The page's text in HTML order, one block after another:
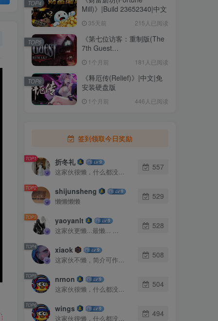
Mill)》|Build 23652340|中文
35天前 215人已阅读
TOP4
《第七位访客：重制版(The
7th Guest
文|免安装硬盘版
1个月前 181人已阅读
TOP5
《释厄传(Relief)》|中文|免
安装硬盘版
1个月前 446人已阅读
TOP6
签到领取今日奖励
TOP1 折冬礼
这家伙很懒，什么都没有写...
557
TOP2 shijunsheng
懒懒懒懒
529
TOP3 yaoyanlt
这家伙更懒...最懒... ...
528
TOP4 xiaok
这家伙不懒，简介可作证！
508
TOP5 nrnon
这家伙很懒，什么都没有写...
504
TOP6 wings
这家伙很懒，什么都没有写...
494